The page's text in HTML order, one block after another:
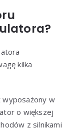
kilka
wyposażony w
o większej
z silnikami